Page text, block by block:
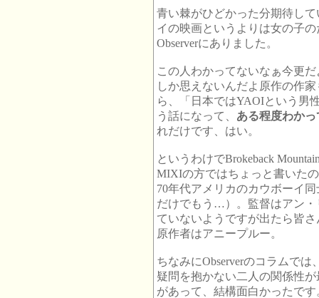
青い棘がひどかった分期待して
イの映画というよりは女の子
Observerにありました。
この人わかってないなぁ今更
しか思えないんだよ原作の作
ら、「日本ではYAOIという男
う話になって、 ある程度わか
れだけです、はい。
というわけでBrokeback
MIXIの方ではちょっと書いた
70年代アメリカのカウボーイ
だけでもう…）。監督はアン
ていないようですが出たら皆
原作者はアニープルー。
ちなみにObserverのコラムで
疑問を抱かない二人の関係性
があって、結構面白かったで